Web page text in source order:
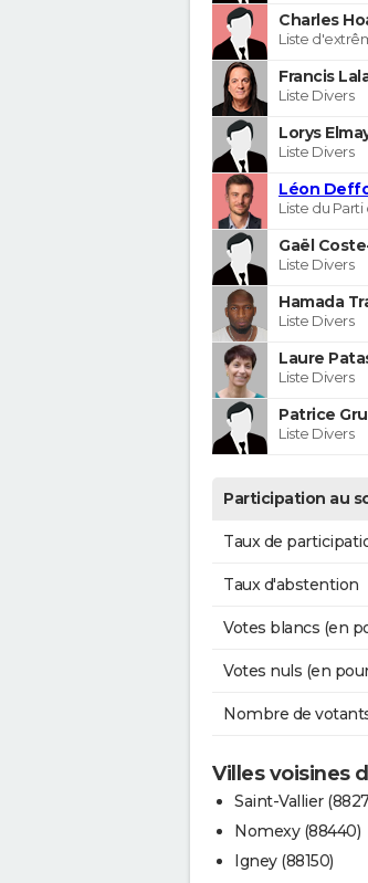
Charles
Liste
Francis
Liste Divers
Lorys
Liste Divers
Léon
Liste du
Gaël
Liste Divers
Hamada
Liste Divers
Laure
Liste Divers
Patrice
Liste Divers
Participation au
Taux de
Taux d'abstention
Votes blancs (en
Votes nuls (en
Nombre de
Villes voisines
Saint-Vallier
Nomexy (88440)
Igney (88150)